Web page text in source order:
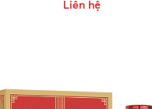
Liên hệ